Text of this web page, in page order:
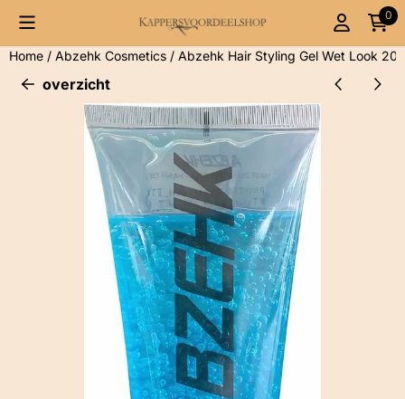
0
Home / Abzehk Cosmetics / Abzehk Hair Styling Gel Wet Look
overzicht